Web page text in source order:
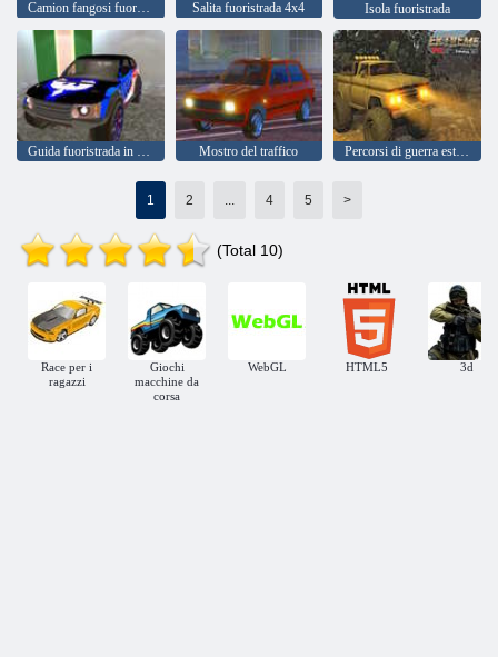
Salita fuoristrada 4x4 Isola fuoristrada
Mostro del traffico
1 2 4 5 >
(Total 10)
Race per i
ragazzi
Giochi
macchine da
corsa
WebGL HTML5 3d